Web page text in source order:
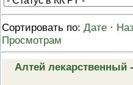
Сортировать по: Дате ·
Просмотрам
Алтей лекарственный